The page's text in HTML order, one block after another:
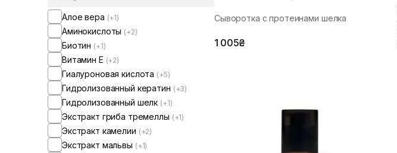
Алое вера (+1)
Аминокислоты (+2)
Биотин (+1)
Витамин Е (+2)
Гиалуроновая кислота (+5)
Гидролизованный кератин (+3)
Гидролизованный шелк (+1)
Экстракт гриба тремеллы (+1)
Экстракт камелии (+2)
Экстракт мальвы (+1)
Сыворотка с протеинами шелка
1 005₴